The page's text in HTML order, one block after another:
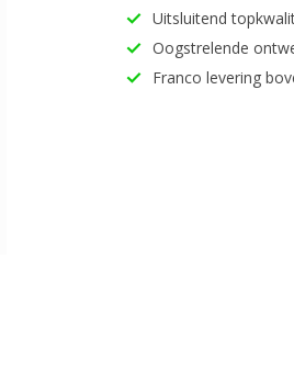
Uitsluitend
Oogstrelende
Franco levering